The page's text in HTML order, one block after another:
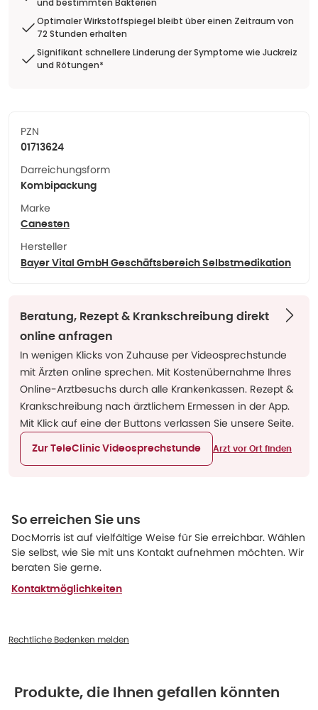
und bestimmten Bakterien
Optimaler Wirkstoffspiegel bleibt über einen Zeitraum von
72 Stunden erhalten
Signifikant schnellere Linderung der Symptome wie Juckreiz
und Rötungen*
PZN
01713624
Darreichungsform
Kombipackung
Marke
Canesten
Hersteller
Bayer Vital GmbH Geschäftsbereich Selbstmedikation
Beratung, Rezept & Krankschreibung direkt
online anfragen
In wenigen Klicks von Zuhause per Videosprechstunde
mit Ärzten online sprechen. Mit Kostenübernahme Ihres
Online-Arztbesuchs durch alle Krankenkassen. Rezept &
Krankschreibung nach ärztlichem Ermessen in der App.
Mit Klick auf eine der Buttons verlassen Sie unsere Seite.
Zur TeleClinic Videosprechstunde Arzt vor Ort finden
So erreichen Sie uns
DocMorris ist auf vielfältige Weise für Sie erreichbar. Wählen
Sie selbst, wie Sie mit uns Kontakt aufnehmen möchten. Wir
beraten Sie gerne.
Kontaktmöglichkeiten
Rechtliche Bedenken melden
Produkte, die Ihnen gefallen könnten